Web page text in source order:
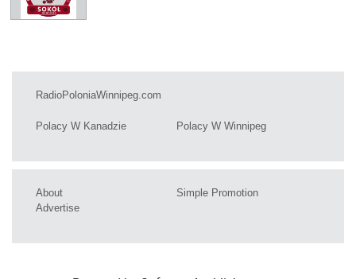
RadioPoloniaWinnipeg.com
Polacy W Kanadzie Polacy W Winnipeg
About
Advertise
Simple Promotion